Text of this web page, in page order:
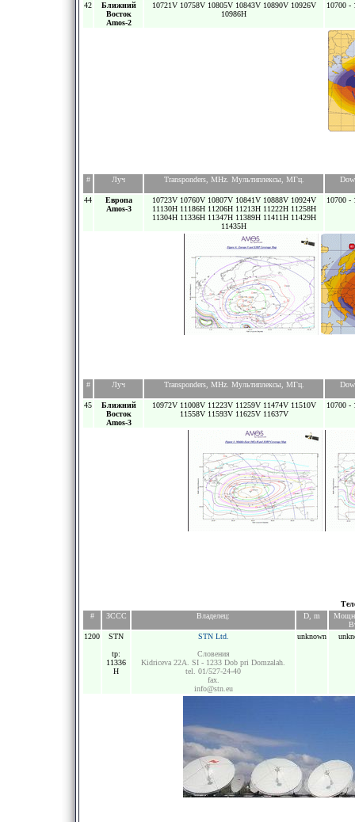
42
Ближний
Восток
Amos-2
10721V 10758V 10805V 10843V 10890V 10926V
10986H
10700 -
# Луч Transponders, MHz. Мультиплексы, МГц.
44
Европа
Amos-3
10723V 10760V 10807V 10841V 10888V 10924V
11130H 11186H 11206H 11213H 11222H 11258H
11304H 11336H 11347H 11389H 11411H 11429H
11435H
10700 -
# Луч Transponders, MHz. Мультиплексы, МГц.
45
Ближний
Восток
Amos-3
10972V 11008V 11223V 11259V 11474V 11510V
11558V 11593V 11625V 11637V
10700 -
#
ЗССС Владелец: D, m
1200
STN
tp:
11336
H
STN Ltd.
Словения
Kidriceva 22A. SI - 1233 Dob pri Domzalah.
tel. 01/527-24-40
fax.
info@stn.eu
unknown